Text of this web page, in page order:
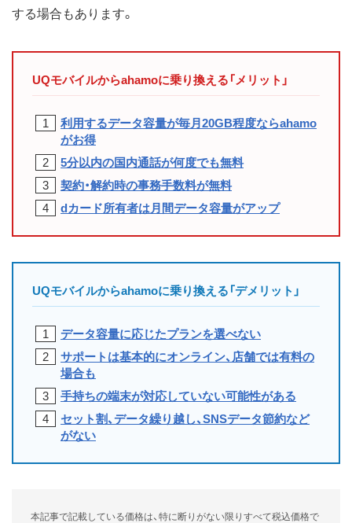
する場合もあります。
UQモバイルからahamoに乗り換える「メリット」
利用するデータ容量が毎月20GB程度ならahamo
がお得
5分以内の国内通話が何度でも無料
契約・解約時の事務手数料が無料
dカード所有者は月間データ容量がアップ
UQモバイルからahamoに乗り換える「デメリット」
データ容量に応じたプランを選べない
サポートは基本的にオンライン、店舗では有料の
場合も
手持ちの端末が対応していない可能性がある
セット割、データ繰り越し、SNSデータ節約など
がない
本記事で記載している価格は、特に断りがない限りすべて税込価格で